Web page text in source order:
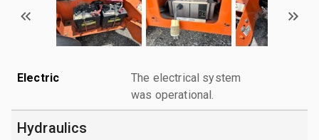
Electric
The electrical system
was operational.
Hydraulics